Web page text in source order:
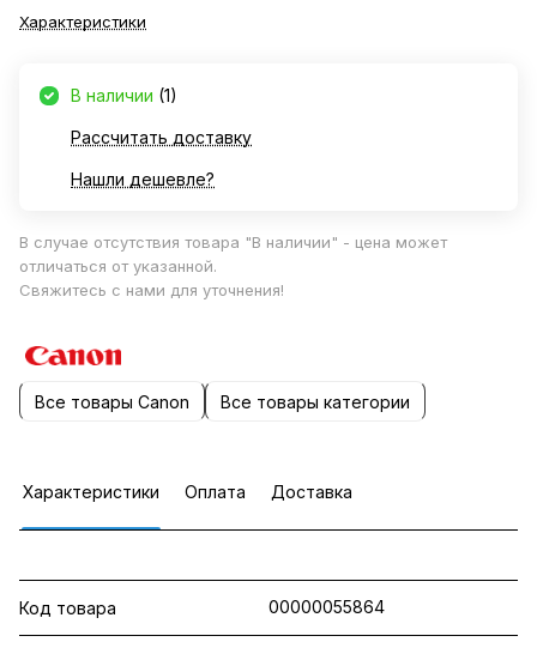
Характеристики
В наличии (1)
Рассчитать доставку
Нашли дешевле?
В случае отсутствия товара "В наличии" - цена может
отличаться от указанной.
Свяжитесь с нами для уточнения!
Все товары Canon Все товары категории
Характеристики Оплата Доставка
Код товара 00000055864